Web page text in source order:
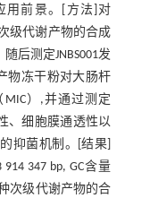
用前景。[方法]对
级代谢产物的合成
后测定JNBS001发
物冻干粉对大肠杆
）,并通过测定
、细胞膜通透性以
抑菌机制。[结果]
347 bp, GC含量
次级代谢产物的合